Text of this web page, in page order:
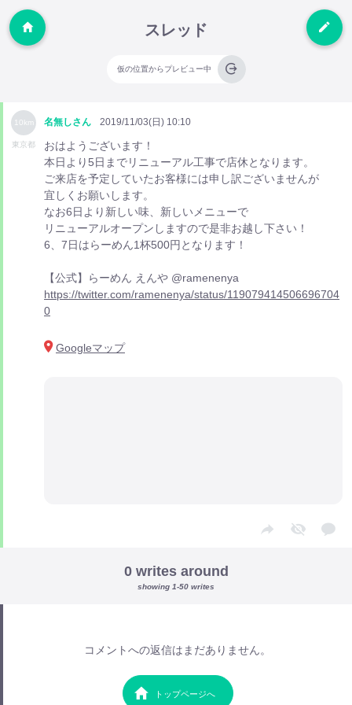
スレッド
仮の位置からプレビュー中
10km
東京都
名無しさん 2019/11/03(日) 10:10
おはようございます！
本日より5日までリニューアル工事で店休となります。
ご来店を予定していたお客様には申し訳ございませんが
宜しくお願いします。
なお6日より新しい味、新しいメニューで
リニューアルオープンしますので是非お越し下さい！
6、7日はらーめん1杯500円となります！
【公式】らーめん えんや @ramenenya
https://twitter.com/ramenenya/status/119079414506696704
0
Googleマップ
0 writes around
showing 1-50 writes
コメントへの返信はまだありません。
トップページへ